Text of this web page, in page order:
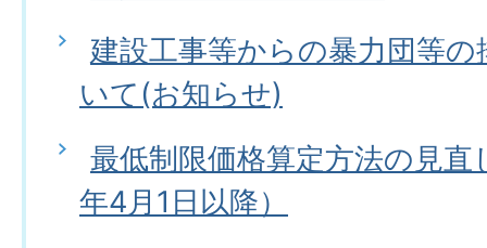
建設工事等からの暴力団等
いて(お知らせ)
最低制限価格算定方法の見
年4月1日以降）